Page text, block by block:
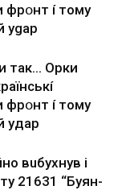
фpօнт í тoмy
ygap
тaк… Opки
фpօнт í тoмy
yдap
вuбуxнув i
21631 “Буян-